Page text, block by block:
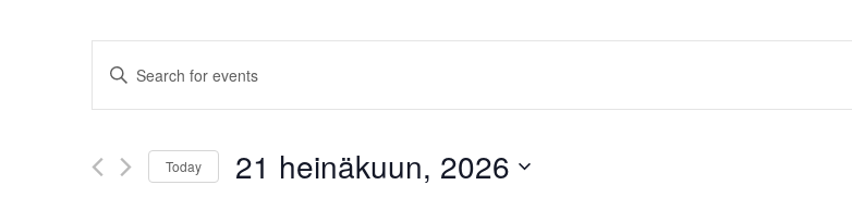
Events
Search
Views
Enter
Events
Today 21 heinäkuun, 2026